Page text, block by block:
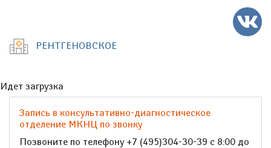
РЕНТГЕНОВСКОЕ
Идет загрузка
Запись в консультативно-диагностическое
отделение МКНЦ по звонку
Позвоните по телефону +7 (495)304-30-39 с 8:00 до